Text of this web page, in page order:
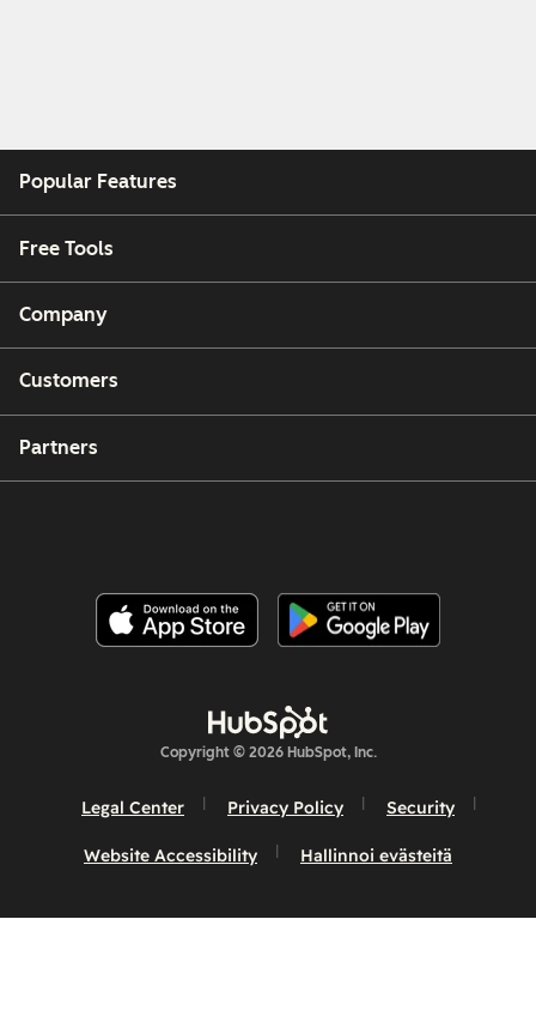
Popular Features
Free Tools
Company
Customers
Partners
Copyright © 2026 HubSpot, Inc.
Legal Center Privacy Policy Security
Website Accessibility Hallinnoi evästeitä